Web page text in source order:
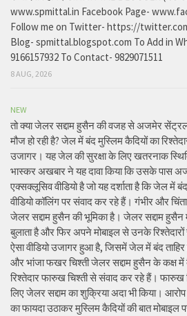
www.spmittal.in Facebook Page-
Follow me on Twitter- https://
Blog- spmittal.blogspot.com To Add in
9166157932 To Contact- 9829071511
8 AUG, 2026
NEW
तो क्या जेलर सद्दाम हुसैन की वजह से अजमेर
मौज हो रही है? जेल में बंद मुस्लिम कैदियों का
उजागर। यह जेल की सुरक्षा के लिए खतरनाक
भास्कर अखबार ने यह दावा किया कि उसके पास
एक्सक्लूसिव वीडियो है जो यह दर्शाता है कि जेल में
वीडियो कॉलिंग पर संवाद कर रहे हैं। गंभीर और
जेलर सद्दाम हुसैन की भूमिका है। जेलर सद्दाम
बुलाता है और फिर अपने मोबाइल से उनके
ऐसा वीडियो उजागर हुआ है, जिसमें जेल में बंद ताहिर
और भांजा फखर चिश्ती जेलर सद्दाम हुसैन के कक्ष
रिश्तेदार फारुख चिश्ती से संवाद कर रहे हैं। फारुख
लिए जेलर सद्दाम का शुक्रिया अदा भी किया।
का फायदा उठाकर मुस्लिम कैदियों की बात मोबाइल